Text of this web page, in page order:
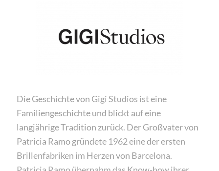
Die Geschichte von Gigi Studios ist eine
Familiengeschichte und blickt auf eine
langjährige Tradition zurück. Der Großvater von
Patricia Ramo gründete 1962 eine der ersten
Brillenfabriken im Herzen von Barcelona.